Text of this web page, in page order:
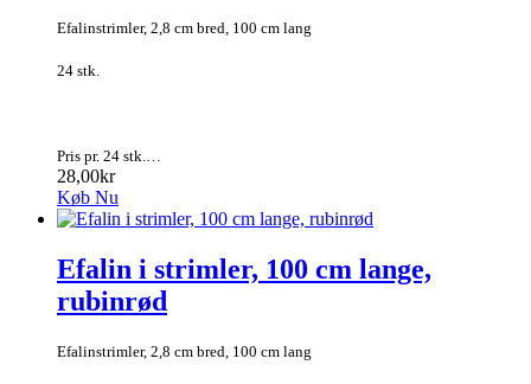
Efalinstrimler, 2,8 cm bred, 100 cm lang
24 stk.
Pris pr. 24 stk.…
28,00kr
Køb Nu
Efalin i strimler, 100 cm lange,
rubinrød
Efalinstrimler, 2,8 cm bred, 100 cm lang